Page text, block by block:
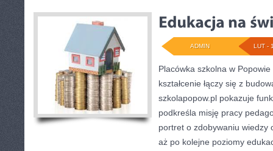
LUT -
ADMIN
Placówka szkolna w
kształcenie łączy się z
szkolapopow.pl pokazuje
podkreśla misję pracy
portret o zdobywaniu wiedzy
aż po kolejne poziomy